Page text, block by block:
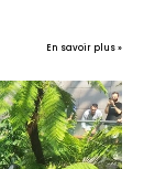
En savoir plus »